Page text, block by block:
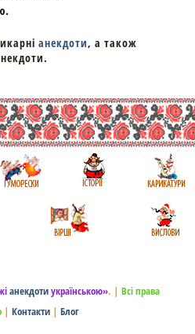
анекдоти, а також
анекдотиукраїнською». | Всі права
| Контакти | Блог